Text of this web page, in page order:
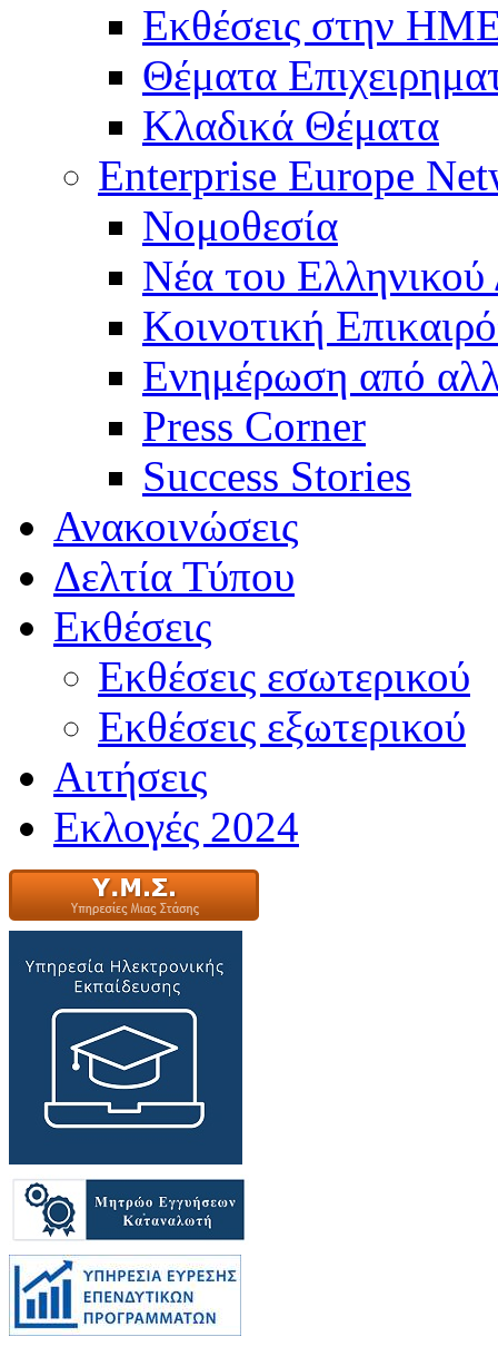
Εκθέσεις στην
Θέματα
Κλαδικά Θέματα
Enterprise Europe
Νομοθεσία
Νέα του Ελληνικού
Κοινοτική
Ενημέρωση από
Press Corner
Success Stories
Ανακοινώσεις
Δελτία Τύπου
Εκθέσεις
Εκθέσεις εσωτερικού
Εκθέσεις εξωτερικού
Αιτήσεις
Εκλογές 2024